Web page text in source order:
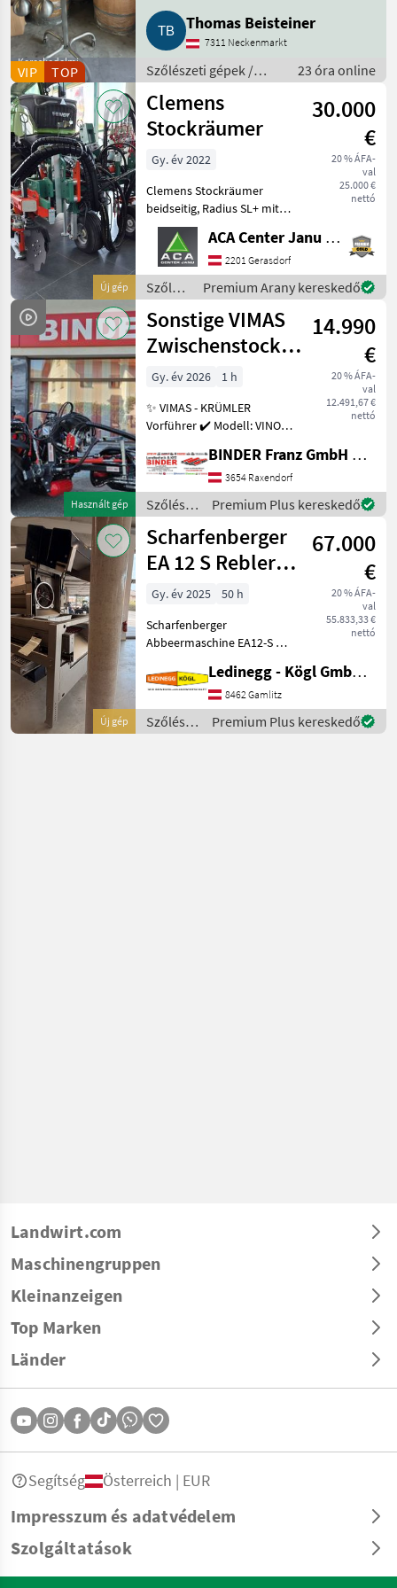
Kereskedelmi
szolgáltató
VIP TOP
Thomas Beisteiner
7311 Neckenmarkt
Szőlészeti gépek /
Pincészeti gépek
23 óra online
Új gép
Clemens
Stockräumer
30.000
€
20 % ÁFA-
val
25.000 €
nettó
Gy. év 2022
Clemens Stockräumer
beidseitig, Radius SL+ mit
Zinkenkreisel, SB 2
Geräteträger, Aushub
hydraulisch Links und
Rechts, Arbeitsbreite 2400 -
3400 mm, inkl. Ventilblock
ACA Center Janu GmbH
2201 Gerasdorf
Szőlészeti
gépek /
Clemens
Premium Arany kereskedő
Használt gép
Sonstige VIMAS
Zwischenstock-
KRÜMLER
14.990
€
20 % ÁFA-
val
12.491,67 €
nettó
Gy. év 2026
1 h
✨ VIMAS - KRÜMLER
Vorführer ✔️ Modell: VINO -
serienmäßiger Ausführung
✔️ Heckanbau - einseitig ✔️
Hohe
Arbeitsgeschwindigkeit bis
zu 5, 5
BINDER Franz GmbH & CoKG
3654 Raxendorf
Szőlészeti
gépek /
Sonstige
Premium Plus kereskedő
Új gép
Scharfenberger
EA 12 S Rebler +
Rollensortierer
67.000
€
20 % ÁFA-
val
55.833,33 €
nettó
Gy. év 2025
50 h
Scharfenberger
Abbeermaschine EA12-S mit
Quetschwalze – Präzision
und Flexibilität für die
Traubenverarbeitung -
Vorführmaschine
Ledinegg - Kögl GmbH - Obst- und Weinbautechnik
8462 Gamlitz
Szőlészeti
gépek /
Premium Plus kereskedő
Landwirt.com
Maschinengruppen
Kleinanzeigen
Top Marken
Länder
Impresszum és adatvédelem
Szolgáltatások
Segítség Österreich | EUR